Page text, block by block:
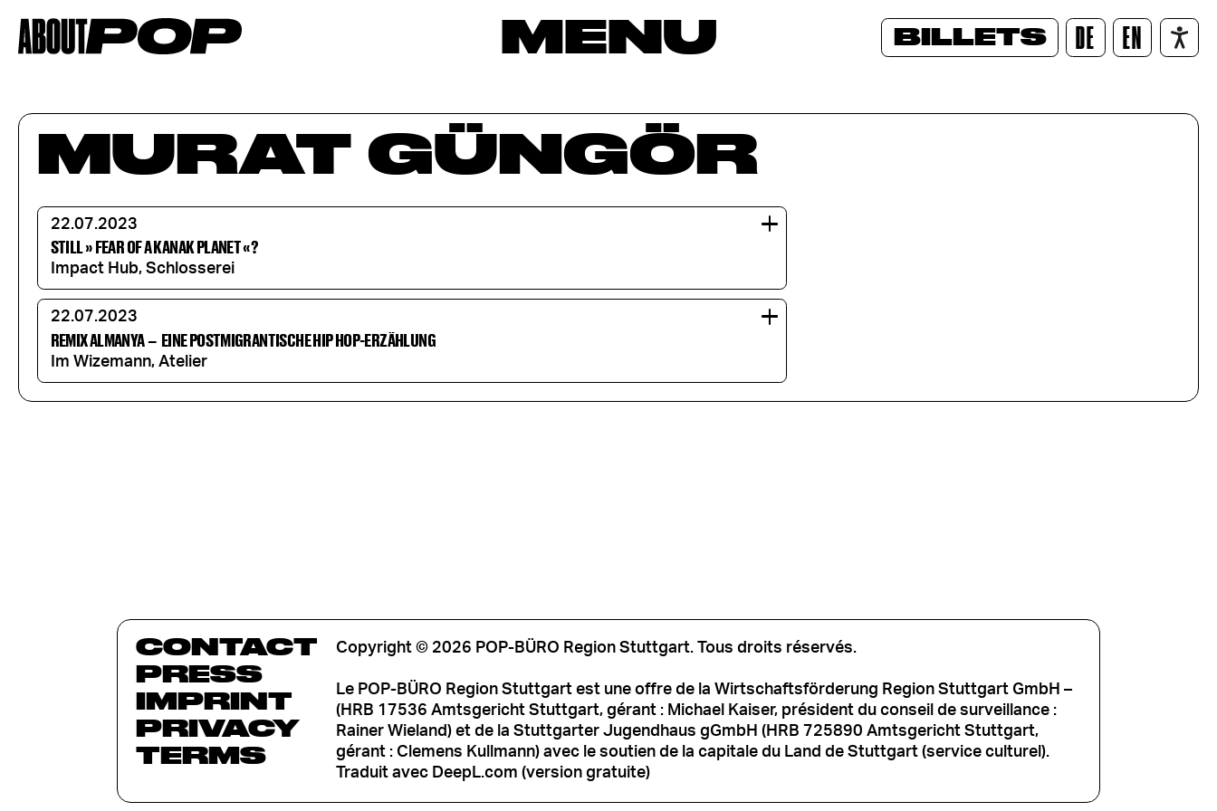
MENU BILLETS DE EN
MURAT GÜNGÖR
22.07.2023
STILL » FEAR OF A KANAK PLANET «?
Impact Hub, Schlosserei
22.07.2023
REMIX ALMANYA– EINE POSTMIGRANTISCHE HIP HOP-ERZÄHLUNG
Im Wizemann, Atelier
CONTACT
PRESS
IMPRINT
PRIVACY
TERMS
Copyright © 2026 POP-BÜRO Region Stuttgart. Tous droits réservés.
Le POP-BÜRO Region Stuttgart est une offre de la Wirtschaftsförderung Region Stuttgart GmbH –
(HRB 17536 Amtsgericht Stuttgart, gérant : Michael Kaiser, président du conseil de surveillance :
Rainer Wieland) et de la Stuttgarter Jugendhaus gGmbH (HRB 725890 Amtsgericht Stuttgart,
gérant : Clemens Kullmann) avec le soutien de la capitale du Land de Stuttgart (service culturel).
Traduit avec DeepL.com (version gratuite)